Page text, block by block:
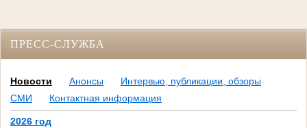
ПРЕСС-СЛУЖБА
Новости Анонсы
Интервью, публикации, обзоры
СМИ
Контактная информация
2026 год